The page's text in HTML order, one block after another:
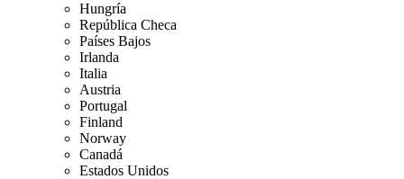
Hungría
República Checa
Países Bajos
Irlanda
Italia
Austria
Portugal
Finland
Norway
Canadá
Estados Unidos